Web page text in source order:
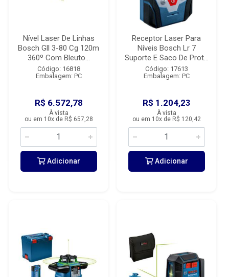
Nível Laser De Linhas
Bosch Gll 3-80 Cg 120m
360º Com Bleuto...
Código: 16818
Embalagem: PC
R$ 6.572,78
À vista
ou em 10x de R$ 657,28
Adicionar
Receptor Laser Para
Níveis Bosch Lr 7
Suporte E Saco De Prot...
Código: 17613
Embalagem: PC
R$ 1.204,23
À vista
ou em 10x de R$ 120,42
Adicionar